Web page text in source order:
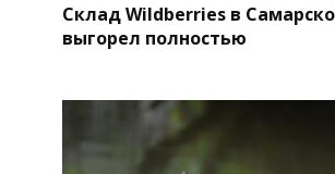
Склад Wildberries в
выгорел полностью